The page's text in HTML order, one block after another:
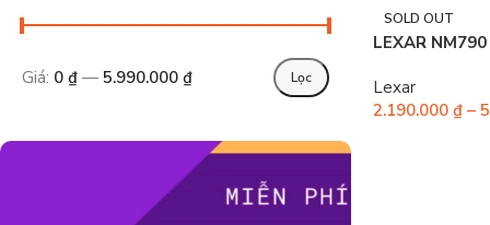
Lọc
Giá: 0 ₫ — 5.990.000 ₫
SOLD OUT
LEXAR
Lexar
2.190.000 ₫ –